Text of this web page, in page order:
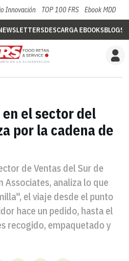
Innovación TOP 100 FRS Ebook MDD
DESCARGA EBOOKSBLOGS
el sector del
por la cadena de
de Ventas del Sur de
Associates, analiza lo que
el viaje desde el punto
hace un pedido, hasta el
recogido, empaquetado y